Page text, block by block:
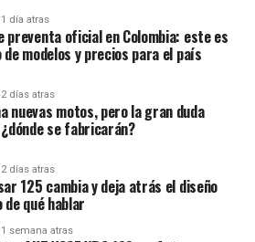
1 día atras
preventa oficial en Colombia: este es
modelos y precios para el país
2 días atras
nuevas motos, pero la gran duda
se fabricarán?
2 días atras
125 cambia y deja atrás el diseño
qué hablar
1 semana atras